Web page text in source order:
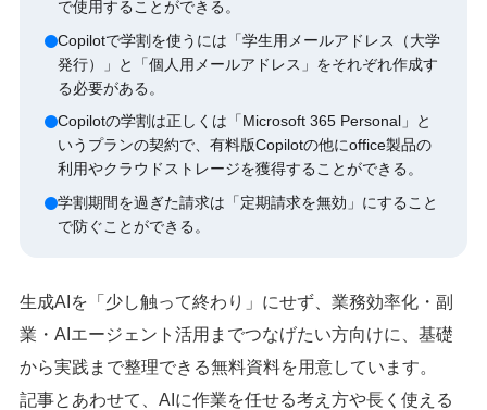
で使用することができる。
Copilotで学割を使うには「学生用メールアドレス（大学
発行）」と「個人用メールアドレス」をそれぞれ作成す
る必要がある。
Copilotの学割は正しくは「Microsoft 365 Personal」と
いうプランの契約で、有料版Copilotの他にoffice製品の
利用やクラウドストレージを獲得することができる。
学割期間を過ぎた請求は「定期請求を無効」にすること
で防ぐことができる。
生成AIを「少し触って終わり」にせず、業務効率化・副
業・AIエージェント活用までつなげたい方向けに、基礎
から実践まで整理できる無料資料を用意しています。
記事とあわせて、AIに作業を任せる考え方や長く使える